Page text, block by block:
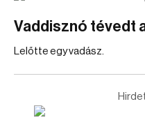
Vaddisznó tévedt
Lelőtte egy vadász.